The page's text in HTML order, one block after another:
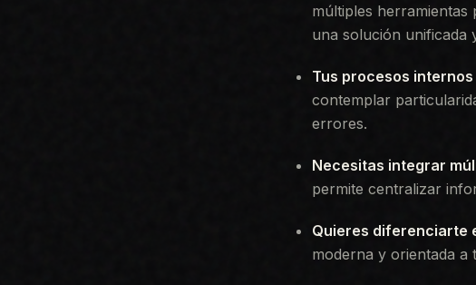
múltiples herramientas
una solución unificada
Tus procesos
contemplar
errores.
Necesitas integrar
permite centralizar
Quieres diferenciarte
moderna y orientada a